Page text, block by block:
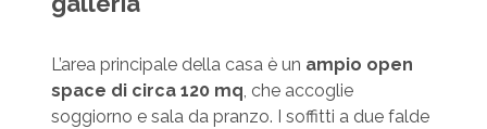
L’area principale della casa è un ampio open
space di circa 120 mq, che accoglie
soggiorno e sala da pranzo. I soffitti a due falde